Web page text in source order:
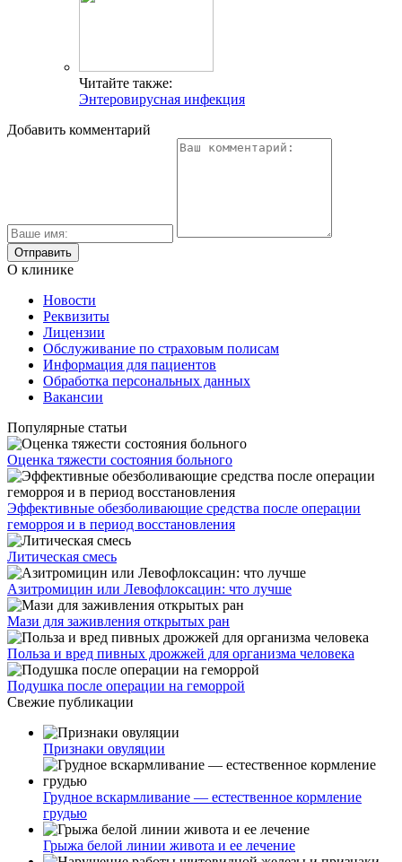
Читайте также:
Энтеровирусная инфекция
Добавить комментарий
О клинике
Новости
Реквизиты
Лицензии
Обслуживание по страховым полисам
Информация для пациентов
Обработка персональных данных
Вакансии
Популярные статьи
Оценка тяжести состояния больного
Эффективные обезболивающие средства после операции
геморроя и в период восстановления
Литическая смесь
Азитромицин или Левофлоксацин: что лучше
Мази для заживления открытых ран
Польза и вред пивных дрожжей для организма человека
Подушка после операции на геморрой
Свежие публикации
Признаки овуляции
Грудное вскармливание — естественное кормление
грудью
Грыжа белой линии живота и ее лечение